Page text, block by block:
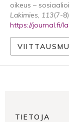
oikeus –
Lakimies, 113(7-
https://journal.fi/
TIETOJA